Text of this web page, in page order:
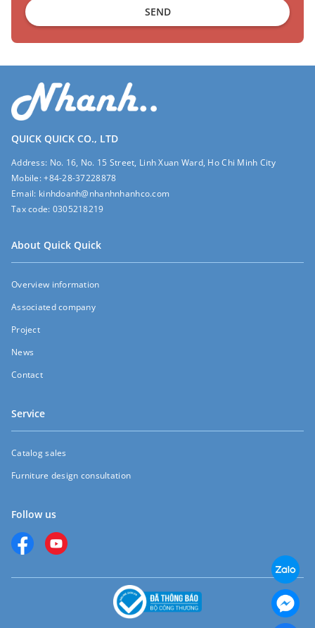
SEND
QUICK QUICK CO., LTD
Address: No. 16, No. 15 Street, Linh Xuan Ward, Ho Chi Minh City
Mobile:+84-28-37228878
Email: kinhdoanh@nhanhnhanhco.com
Tax code: 0305218219
About Quick Quick
Overview information
Associated company
Project
News
Contact
Service
Catalog sales
Furniture design consultation
Follow us